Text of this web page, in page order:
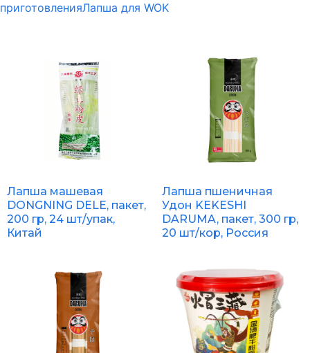
приготовленияЛапша для WOK
Лапша машевая
DONGNING DELE, пакет,
200 гр, 24 шт/упак,
Китай
Лапша пшеничная
Удон KEKESHI
DARUMA, пакет, 300 гр,
20 шт/кор, Россия